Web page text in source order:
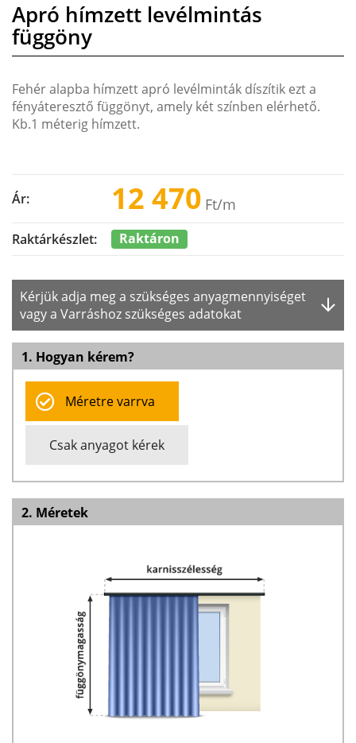
Apró hímzett levélmintás
függöny
Fehér alapba hímzett apró levélminták díszítik ezt a
fényáteresztő függönyt, amely két színben elérhető.
Kb.1 méterig hímzett.
Ár: 12 470 Ft/m
Raktárkészlet: Raktáron
Kérjük adja meg a szükséges anyagmennyiséget
vagy a Varráshoz szükséges adatokat
1. Hogyan kérem?
Méretre varrva
Csak anyagot kérek
2. Méretek